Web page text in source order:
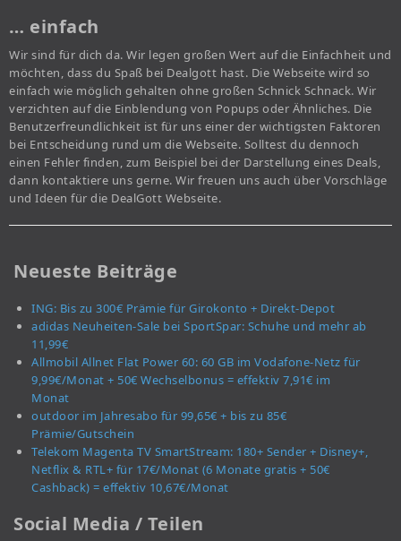
… einfach
Wir sind für dich da. Wir legen großen Wert auf die Einfachheit und
möchten, dass du Spaß bei Dealgott hast. Die Webseite wird so
einfach wie möglich gehalten ohne großen Schnick Schnack. Wir
verzichten auf die Einblendung von Popups oder Ähnliches. Die
Benutzerfreundlichkeit ist für uns einer der wichtigsten Faktoren
bei Entscheidung rund um die Webseite. Solltest du dennoch
einen Fehler finden, zum Beispiel bei der Darstellung eines Deals,
dann kontaktiere uns gerne. Wir freuen uns auch über Vorschläge
und Ideen für die DealGott Webseite.
Neueste Beiträge
ING: Bis zu 300€ Prämie für Girokonto + Direkt-Depot
adidas Neuheiten-Sale bei SportSpar: Schuhe und mehr ab
11,99€
Allmobil Allnet Flat Power 60: 60 GB im Vodafone-Netz für
9,99€/Monat + 50€ Wechselbonus = effektiv 7,91€ im
Monat
outdoor im Jahresabo für 99,65€ + bis zu 85€
Prämie/Gutschein
Telekom Magenta TV SmartStream: 180+ Sender + Disney+,
Netflix & RTL+ für 17€/Monat (6 Monate gratis + 50€
Cashback) = effektiv 10,67€/Monat
Social Media / Teilen